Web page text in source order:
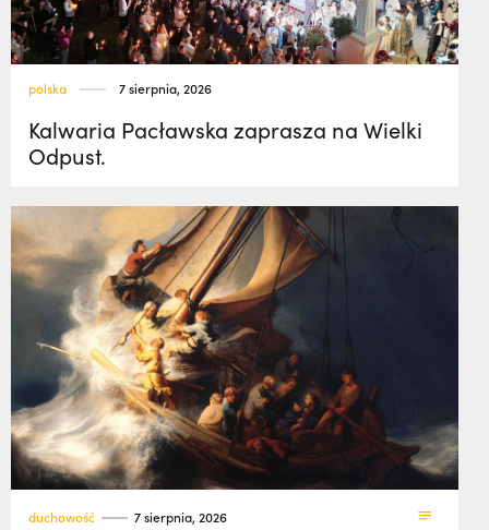
polska 7 sierpnia, 2026
Kalwaria Pacławska zaprasza na Wielki
Odpust.
duchowość 7 sierpnia, 2026